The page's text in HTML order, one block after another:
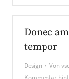
Donec
tempor
Design Von
Kommentar